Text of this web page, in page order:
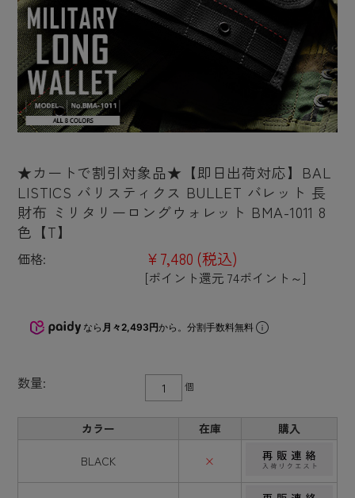
★カートで割引対象品★【即日出荷対応】BAL
LISTICS バリスティクス BULLET バレット 長
財布 ミリタリーロングウォレット BMA-1011 8
色【T】
価格: ¥7,480 (税込)
[ポイント還元 74ポイント～]
なら 月々2,493円から。分割手数料無料
数量: 個
カラー 在庫 購入
BLACK ×